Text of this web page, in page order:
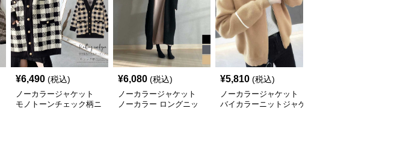
¥6,490 (税込)
ノーカラージャケット
モノトーンチェック柄ニ
¥6,080 (税込)
ノーカラージャケット
ノーカラー ロングニッ
¥5,810 (税込)
ノーカラージャケット
バイカラーニットジャケ